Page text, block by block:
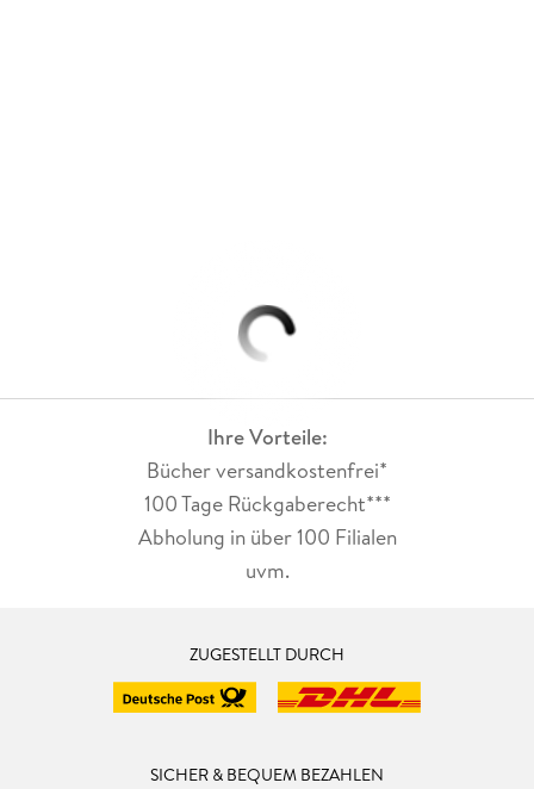
Ihre Vorteile:
Bücher versandkostenfrei*
100 Tage Rückgaberecht***
Abholung in über 100 Filialen
uvm.
ZUGESTELLT DURCH
SICHER & BEQUEM BEZAHLEN